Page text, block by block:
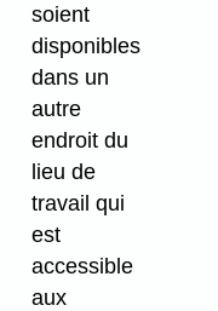
soient
disponibles
dans un
autre
endroit du
lieu de
travail qui
est
accessible
aux